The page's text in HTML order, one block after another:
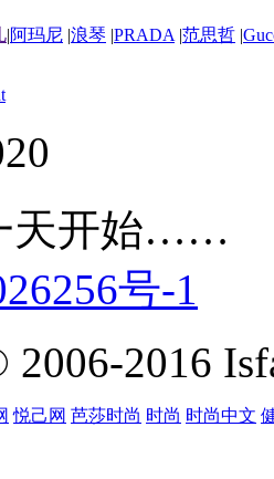
|阿玛尼 |浪琴 |PRADA |范思哲 |
天开始……
号-1
2016
悦己网 芭莎时尚 时尚 时尚中文